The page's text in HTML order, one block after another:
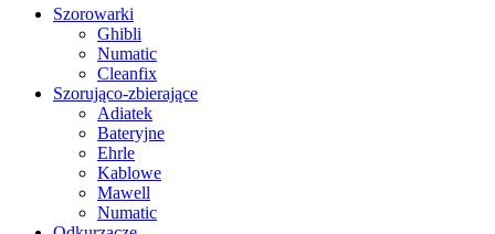
Szorowarki
Ghibli
Numatic
Cleanfix
Szorująco-zbierające
Adiatek
Bateryjne
Ehrle
Kablowe
Mawell
Numatic